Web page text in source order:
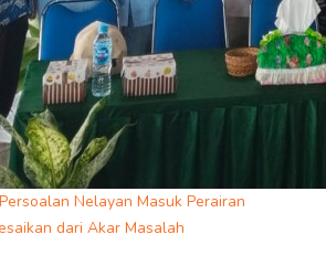
Nelayan Masuk Perairan
dari Akar Masalah